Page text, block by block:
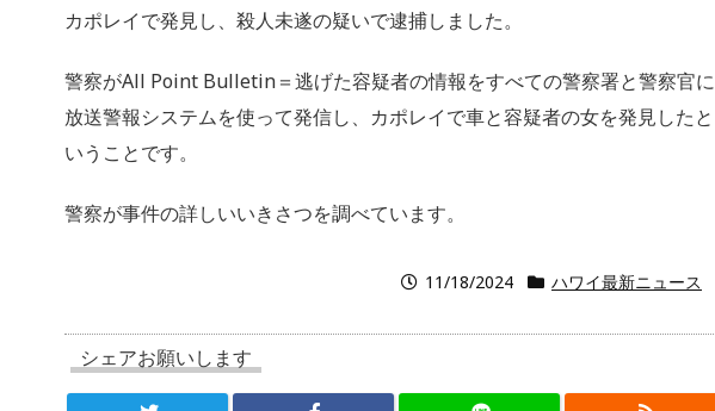
カポレイで発見し、殺人未遂の疑いで逮捕しました。
警察がAll Point Bulletin＝逃げた容疑者の情報をすべての警察署と警察官に
放送警報システムを使って発信し、カポレイで車と容疑者の女を発見したと
いうことです。
警察が事件の詳しいいきさつを調べています。
11/18/2024 ハワイ最新ニュース
シェアお願いします